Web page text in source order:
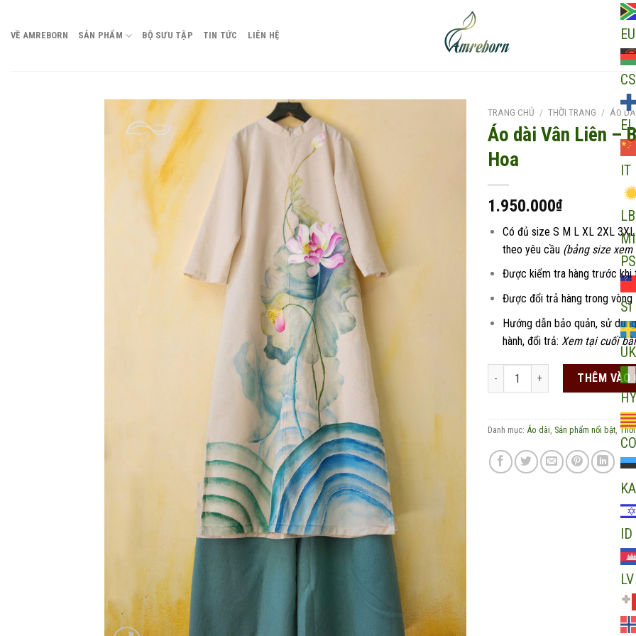
VỀ AMREBORN SẢN PHẨM BỘ SƯU TẬP TIN TỨC LIÊN HỆ
EU
CS
EL
IT
LB
MI
PS
SI
UK
HY
CO
KA
ID
LV
TRANG CHỦ / THỜI TRANG / ÁO
Áo dài Vân Liên –
Hoa
1.950.000₫
Có đủ size S M L XL 2XL
theo yêu cầu (bảng size
Được kiểm tra hàng trước khi
Được đổi trả hàng trong vòng
Hướng dẫn bảo quản, sử
hành, đổi trả: Xem tại cuối
Áo dài Vân Liên - BST Liên Hoa
THÊM VÀO
Danh mục: Áo dài, Sản phẩm nổi bật,